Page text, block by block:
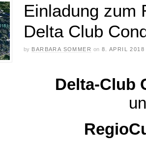
Einladung zum
Delta Club
by BARBARA SOMMER on 8. APRIL 2018
Delta-Club